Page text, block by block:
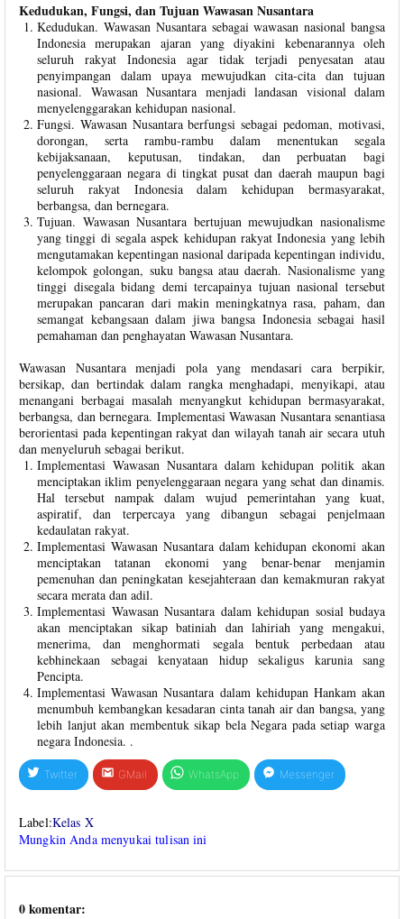
Kedudukan, Fungsi, dan Tujuan Wawasan Nusantara
Kedudukan. Wawasan Nusantara sebagai wawasan nasional bangsa
Indonesia merupakan ajaran yang diyakini kebenarannya oleh
seluruh rakyat Indonesia agar tidak terjadi penyesatan atau
penyimpangan dalam upaya mewujudkan cita-cita dan tujuan
nasional. Wawasan Nusantara menjadi landasan visional dalam
menyelenggarakan kehidupan nasional.
Fungsi. Wawasan Nusantara berfungsi sebagai pedoman, motivasi,
dorongan, serta rambu-rambu dalam menentukan segala
kebijaksanaan, keputusan, tindakan, dan perbuatan bagi
penyelenggaraan negara di tingkat pusat dan daerah maupun bagi
seluruh rakyat Indonesia dalam kehidupan bermasyarakat,
berbangsa, dan bernegara.
Tujuan. Wawasan Nusantara bertujuan mewujudkan nasionalisme
yang tinggi di segala aspek kehidupan rakyat Indonesia yang lebih
mengutamakan kepentingan nasional daripada kepentingan individu,
kelompok golongan, suku bangsa atau daerah. Nasionalisme yang
tinggi disegala bidang demi tercapainya tujuan nasional tersebut
merupakan pancaran dari makin meningkatnya rasa, paham, dan
semangat kebangsaan dalam jiwa bangsa Indonesia sebagai hasil
pemahaman dan penghayatan Wawasan Nusantara.
Wawasan Nusantara menjadi pola yang mendasari cara berpikir,
bersikap, dan bertindak dalam rangka menghadapi, menyikapi, atau
menangani berbagai masalah menyangkut kehidupan bermasyarakat,
berbangsa, dan bernegara. Implementasi Wawasan Nusantara senantiasa
berorientasi pada kepentingan rakyat dan wilayah tanah air secara utuh
dan menyeluruh sebagai berikut.
Implementasi Wawasan Nusantara dalam kehidupan politik akan
menciptakan iklim penyelenggaraan negara yang sehat dan dinamis.
Hal tersebut nampak dalam wujud pemerintahan yang kuat,
aspiratif, dan terpercaya yang dibangun sebagai penjelmaan
kedaulatan rakyat.
Implementasi Wawasan Nusantara dalam kehidupan ekonomi akan
menciptakan tatanan ekonomi yang benar-benar menjamin
pemenuhan dan peningkatan kesejahteraan dan kemakmuran rakyat
secara merata dan adil.
Implementasi Wawasan Nusantara dalam kehidupan sosial budaya
akan menciptakan sikap batiniah dan lahiriah yang mengakui,
menerima, dan menghormati segala bentuk perbedaan atau
kebhinekaan sebagai kenyataan hidup sekaligus karunia sang
Pencipta.
Implementasi Wawasan Nusantara dalam kehidupan Hankam akan
menumbuh kembangkan kesadaran cinta tanah air dan bangsa, yang
lebih lanjut akan membentuk sikap bela Negara pada setiap warga
negara Indonesia. .
Twitter GMail WhatsApp Messenger
Label:Kelas X
Mungkin Anda menyukai tulisan ini
0 komentar: